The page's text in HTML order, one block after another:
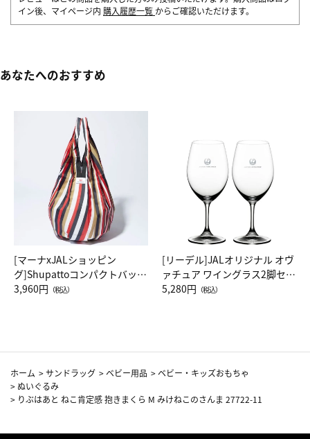
イン後、マイページ内 購入履歴一覧 からご確認いただけます。
あなたへのおすすめ
[マーナxJALショッピン
グ]Shupattoコンパクトバッグ
Drop JAL客室乗務員（LC）ス
3,960円 （税込）
[リーデル]JALオリジナル オヴ
ァチュア ワイングラス2脚セッ
ト（レッドワイン）
5,280円 （税込）
ホーム >サンドラッグ >ベビー用品 >ベビー・キッズおもちゃ
> ぬいぐるみ
> りぶはあと ねこ肯定感 抱きまくら M みけねこのさんま 27722-11